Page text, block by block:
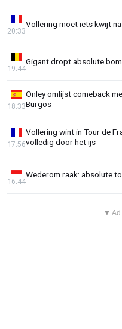
Vollering moet iets kwijt
20:33
Gigant dropt absolute
19:44
Onley omlijst comeback
Burgos
18:33
Vollering wint in Tour de
volledig door het ijs
17:56
Wederom raak: absolute
16:44
▼ Ad